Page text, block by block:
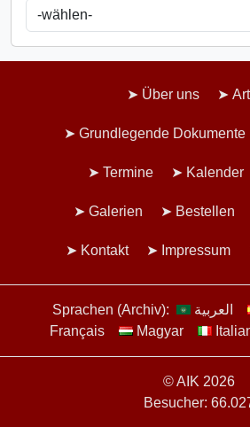
Über uns
Grundlegende Dokumente
Termine Kalender
Galerien Bestellen
Kontakt Impressum
Sprachen (Archiv): العربية
Français
Magyar
© AIK 2026
Besucher: